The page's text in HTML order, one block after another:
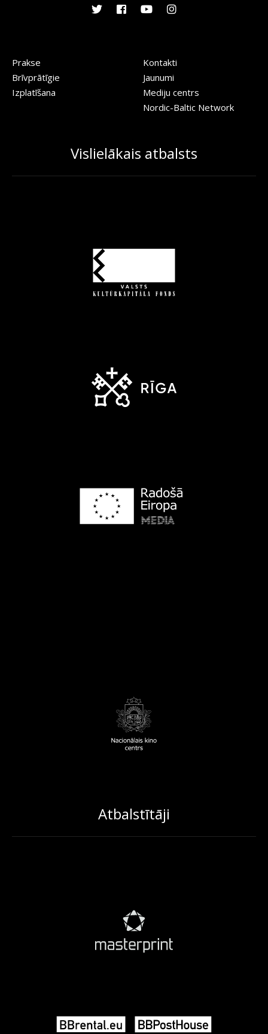
Prakse
Brīvprātīgie
Izplatīšana
Kontakti
Jaunumi
Mediju centrs
Nordic-Baltic Network
Vislielākais atbalsts
Atbalstītāji